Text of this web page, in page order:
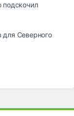
подскочил
для Северного